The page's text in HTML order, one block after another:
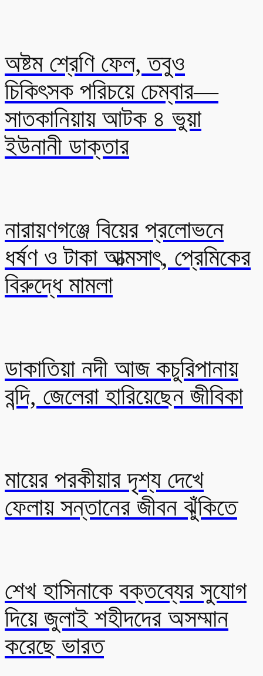
অষ্টম শ্রেণি ফেল, তবুও
চিকিৎসক পরিচয়ে চেম্বার—
সাতকানিয়ায় আটক ৪ ভুয়া
ইউনানী ডাক্তার
নারায়ণগঞ্জে বিয়ের প্রলোভনে
ধর্ষণ ও টাকা আত্মসাৎ, প্রেমিকের
বিরুদ্ধে মামলা
ডাকাতিয়া নদী আজ কচুরিপানায়
বন্দি, জেলেরা হারিয়েছেন জীবিকা
মায়ের পরকীয়ার দৃশ্য দেখে
ফেলায় সন্তানের জীবন ঝুঁকিতে
শেখ হাসিনাকে বক্তব্যের সুযোগ
দিয়ে জুলাই শহীদদের অসম্মান
করেছে ভারত